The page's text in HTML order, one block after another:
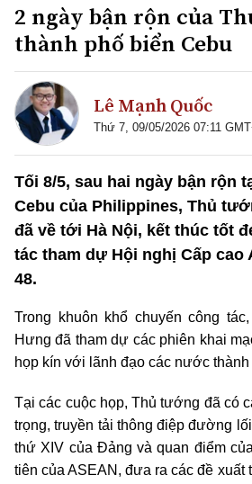
2 ngày bận rộn của
thành phố biển Cebu
Lê Mạnh Quốc
Thứ 7, 09/05/2026 07:11
Tối 8/5, sau hai ngày bận rộn
Cebu của Philippines, Thủ
đã về tới Hà Nội, kết thúc tốt
tác tham dự Hội nghị Cấp cao
48.
Trong khuôn khổ chuyến công
Hưng đã tham dự các phiên khai
họp kín với lãnh đạo các nước
Tại các cuộc họp, Thủ tướng đã có
trọng, truyền tải thông điệp đường
thứ XIV của Đảng và quan điểm
tiên của ASEAN, đưa ra các đề xuất